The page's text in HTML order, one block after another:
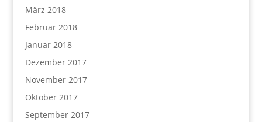
März 2018
Februar 2018
Januar 2018
Dezember 2017
November 2017
Oktober 2017
September 2017